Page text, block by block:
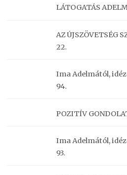
LÁTOGATÁS
AZ ÚJSZÖVETSÉG
22.
Ima Adelmától,
94.
POZITÍV
Ima Adelmától,
93.